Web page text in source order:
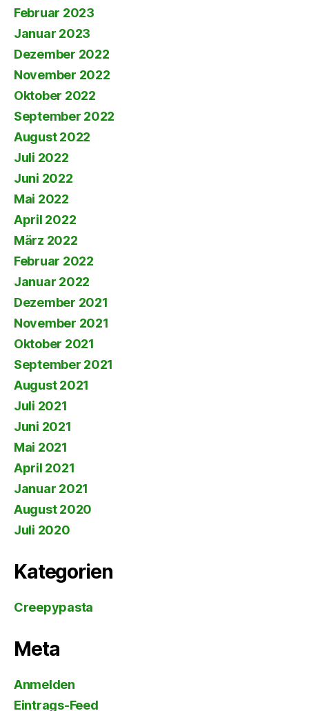
Februar 2023
Januar 2023
Dezember 2022
November 2022
Oktober 2022
September 2022
August 2022
Juli 2022
Juni 2022
Mai 2022
April 2022
März 2022
Februar 2022
Januar 2022
Dezember 2021
November 2021
Oktober 2021
September 2021
August 2021
Juli 2021
Juni 2021
Mai 2021
April 2021
Januar 2021
August 2020
Juli 2020
Kategorien
Creepypasta
Meta
Anmelden
Eintrags-Feed